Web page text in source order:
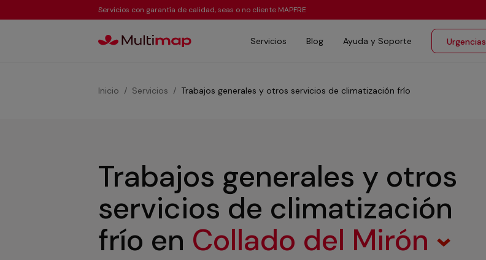
Servicios con garantía de calidad, seas o no cliente MAPFRE
Servicios Blog Ayuda y Soporte Urgencias
Inicio Servicios Trabajos generales y otros servicios de climatización frío
Trabajos generales y otros
servicios de climatización
frío en Collado del Mirón